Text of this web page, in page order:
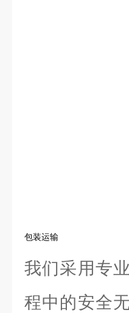
包装运输
我们采用专
程中的安全